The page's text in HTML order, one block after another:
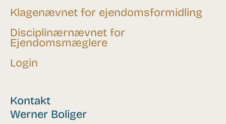
Kontakt
Werner Boliger
Klagenævnet for ejendomsformidling
Disciplinærnævnet for
Ejendomsmæglere
Login